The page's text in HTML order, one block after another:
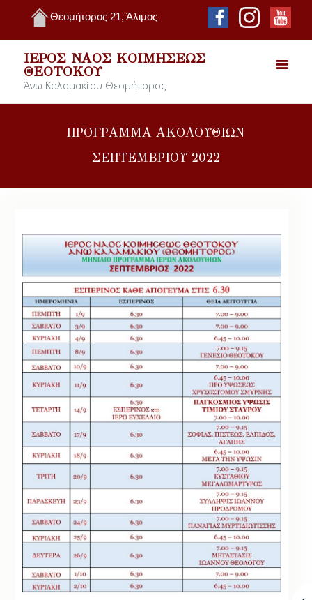
Θεομήτορος 21, Άλιμος
ΙΕΡΌΣ ΝΑΌΣ ΚΟΙΜΉΣΕΩΣ
ΘΕΟΤΌΚΟΥ
Άνω Καλαμακίου Θεομήτορος
ΠΡΟΓΡΑΜΜΑ ΑΚΟΛΟΥΘΙΩΝ
ΣΕΠΤΕΜΒΡΙΟΥ 2022